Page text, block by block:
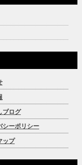
ブログ
シーポリシー
ップ